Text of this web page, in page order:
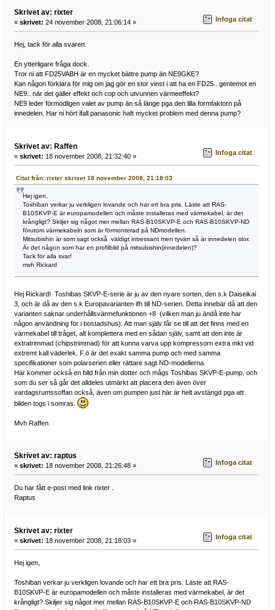
Skrivet av: rixter
« skrivet: 24 november 2008, 21:06:14 » Infoga citat
Hej, tack för alla svaren.
En ytterligare fråga dock.
Tror ni att FD25VABH är en mycket bättre pump än NE9GKE?
Kan någon förklara för mig om jag gör en stor vinst i att ha en FD25.. gentemot en
NE9.. när det gäller effekt och cop och utvunnen värmeeffekt?
NE9 leder förmodligen valet av pump än så länge pga den lilla formfaktorn på
innedelen. Har ni hört ifall panasonic haft mycket problem med denna pump?
Skrivet av: Raffen
« skrivet: 18 november 2008, 21:32:40 » Infoga citat
Citat från: rixter skrivet 18 november 2008, 21:18:03
Hej igen,
Toshiban verkar ju verkligen lovande och har ett bra pris. Läste att RAS-
B10SKVP-E är europamodellen och måste installeras med värmekabel, är det
krångligt? Skiljer sig något mer mellan RAS-B10SKVP-E och RAS-B10SKVP-ND
förutom värmekabeln som är förmonterad på NDmodellen.
Mitsubishin är som sagt också väldigt intressant men tyvärr så är innedelen stor.
Är det någon som har en profilbild på mitsubishin(innedelen)?
Tack för alla svar!
mvh Rickard
Hej Rickard! Toshibas SKVP-E-serie är ju av den nyare sorten, den s.k Daiseikai
3, och är då av den s.k Europavarianten ifh till ND-serien. Detta innebär då att den
varianten saknar underhållsvärmefunktionen +8 (vilken man ju ändå inte har
någon användning för i bostadshus). Att man själv får se till att det finns med en
värmekabel till tråget, alt komplettera med en sådan själv, samt att den inte är
extratrimmad (chipstrimmad) för att kunna varva upp kompressorn extra mkt vid
extremt kall väderlek. F.ö är det exakt samma pump och med samma
specifikationer som polarserien eller rättare sagt ND-modellerna.
Här kommer också en bild från min dotter och mågs Toshibas SKVP-E-pump, och
som du ser så går det alldeles utmärkt att placera den även över
vardagsrumssoffan också, även om pumpen just här är helt avstängd pga att
bilden togs i somras.
Mvh Raffen.
Skrivet av: raptus
« skrivet: 18 november 2008, 21:26:48 » Infoga citat
Du har fått e-post med link rixter .
Raptus
Skrivet av: rixter
« skrivet: 18 november 2008, 21:18:03 » Infoga citat
Hej igen,
Toshiban verkar ju verkligen lovande och har ett bra pris. Läste att RAS-
B10SKVP-E är europamodellen och måste installeras med värmekabel, är det
krångligt? Skiljer sig något mer mellan RAS-B10SKVP-E och RAS-B10SKVP-ND